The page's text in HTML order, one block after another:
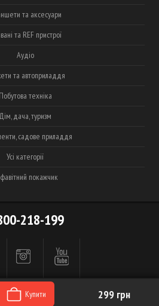
та аксесуари
та REF пристрої
Аудіо
та автоприладдя
Побутова техніка
Дім, дача, туризм
садове приладдя
Усі категорії
покажчик
218-199
Купити 299 грн